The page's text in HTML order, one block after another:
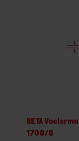
BETA
1708/8